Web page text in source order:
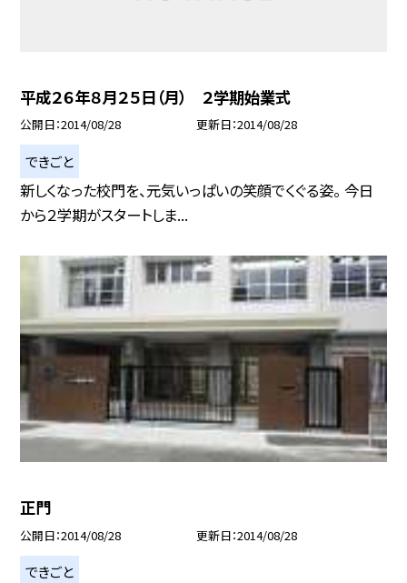
平成２６年８月２５日（月） ２学期始業式
公開日 2014/08/28 更新日 2014/08/28
できごと
新しくなった校門を、元気いっぱいの笑顔でくぐる姿。 今日
から２学期がスタートしま...
正門
公開日 2014/08/28 更新日 2014/08/28
できごと